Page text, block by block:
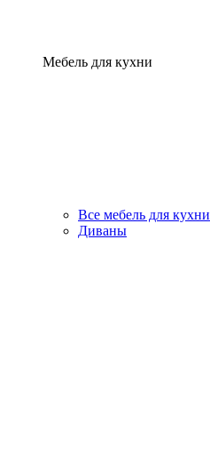
Мебель для кухни
Все мебель для кухни
Диваны